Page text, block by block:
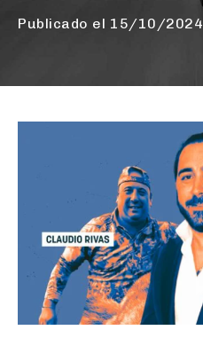
Publicado el 15/10/2024